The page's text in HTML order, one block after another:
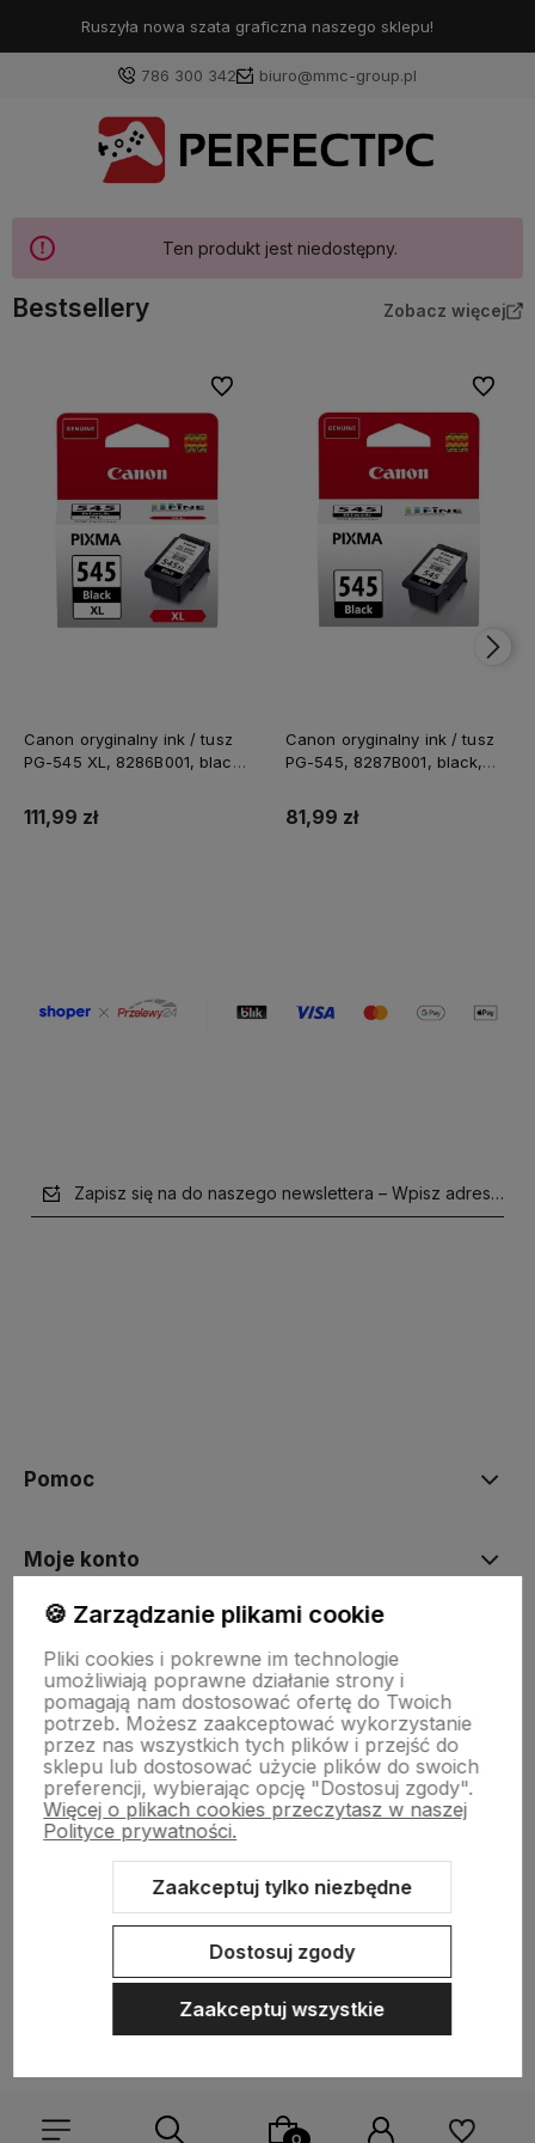
Ruszyła nowa szata graficzna naszego sklepu!
786 300 342 biuro@mmc-group.pl
Ten produkt jest niedostępny.
Bestsellery Zobacz więcej
Canon oryginalny ink / tusz
PG-545 XL, 8286B001, black,
111,99 zł
Do ulubionych
Canon oryginalny ink / tusz
PG-545, 8287B001, black,
81,99 zł
Do
Zapisz się na do naszego newslettera – Wpisz adres e-
Pomoc
Moje konto
O nas
Sklep internetowy Shoper.pl Szablon Shoper Modern 3.0™
🍪 Zarządzanie plikami cookie
Pliki cookies i pokrewne im technologie
umożliwiają poprawne działanie strony i
pomagają nam dostosować ofertę do Twoich
potrzeb. Możesz zaakceptować wykorzystanie
przez nas wszystkich tych plików i przejść do
sklepu lub dostosować użycie plików do swoich
preferencji, wybierając opcję "Dostosuj zgody".
Więcej o plikach cookies przeczytasz w naszej
Polityce prywatności.
Zaakceptuj tylko niezbędne
Dostosuj zgody
Zaakceptuj wszystkie